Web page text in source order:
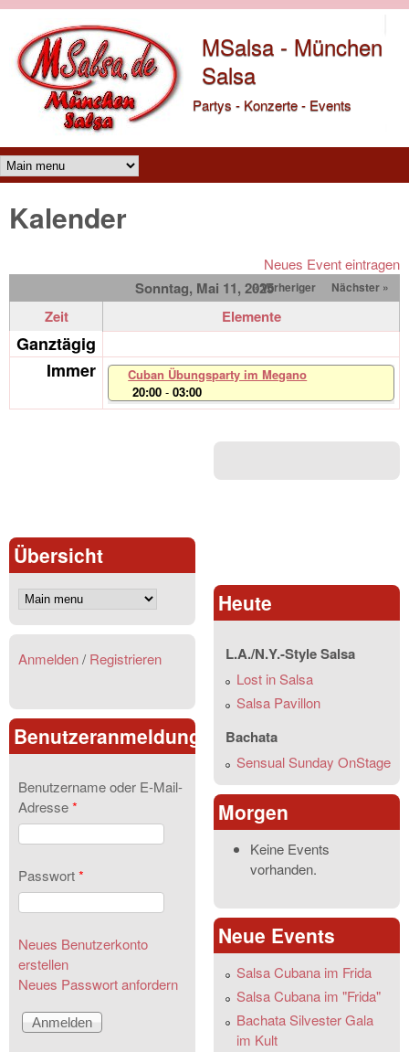
MSalsa - München
Salsa
Partys - Konzerte - Events
Main menu
Kalender
Neues Event eintragen
Sonntag, Mai 11, 2025« Vorheriger Nächster »
Zeit Elemente
Ganztägig
Immer
Cuban Übungsparty im Megano
20:00 -03:00
Übersicht
Anmelden/ Registrieren
Benutzeranmeldung
Benutzername oder E-Mail-
Adresse*
Passwort*
Neues Benutzerkonto
erstellen
Neues Passwort anfordern
Heute
L.A./N.Y.-Style Salsa
Lost in Salsa
Salsa Pavillon
Bachata
Sensual Sunday OnStage
Morgen
Keine Events
vorhanden.
Neue Events
Salsa Cubana im Frida
Salsa Cubana im "Frida"
Bachata Silvester Gala
im Kult